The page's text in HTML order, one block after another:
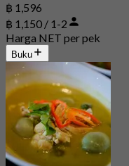
฿ 1,596
฿ 1,150 / 1-2
Harga NET per pek
Buku